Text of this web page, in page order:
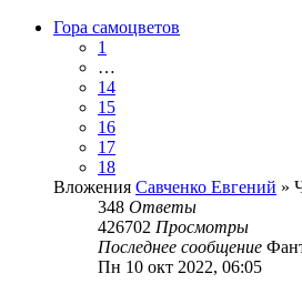
Гора самоцветов
1
…
14
15
16
17
18
Вложения Савченко Евгений »
348 Ответы
426702 Просмотры
Последнее сообщение
Пн 10 окт 2022, 06:05